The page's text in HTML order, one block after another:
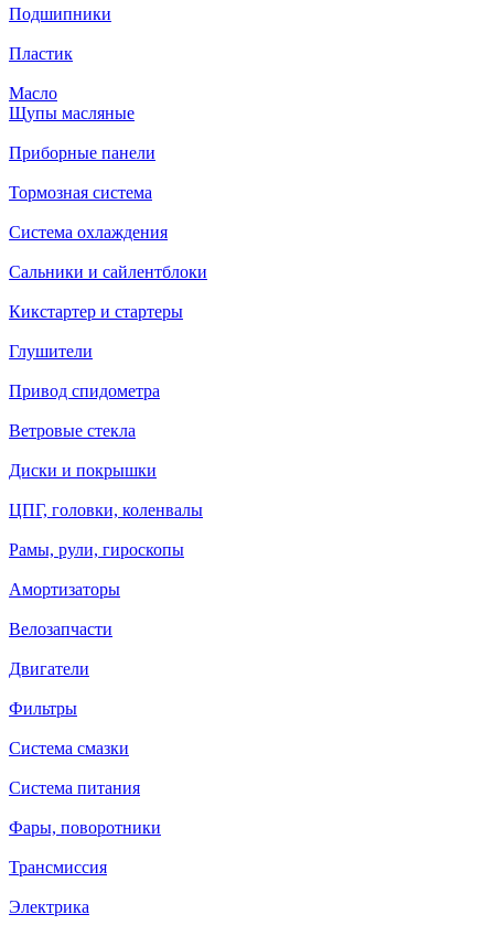
Подшипники
Пластик
Масло
Щупы масляные
Приборные панели
Тормозная система
Система охлаждения
Сальники и сайлентблоки
Кикстартер и стартеры
Глушители
Привод спидометра
Ветровые стекла
Диски и покрышки
ЦПГ, головки, коленвалы
Рамы, рули, гироскопы
Амортизаторы
Велозапчасти
Двигатели
Фильтры
Система смазки
Система питания
Фары, поворотники
Трансмиссия
Электрика